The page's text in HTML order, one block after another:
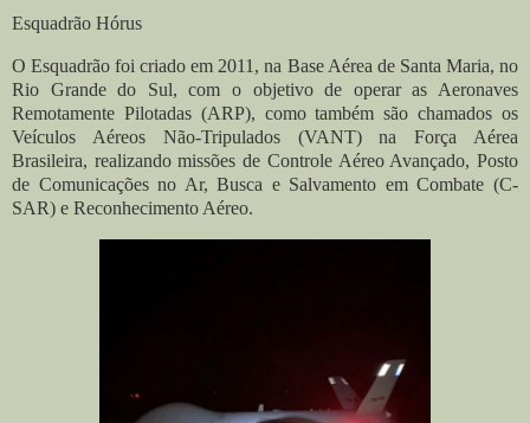
Esquadrão Hórus
O Esquadrão foi criado em 2011, na Base Aérea de Santa Maria, no
Rio Grande do Sul, com o objetivo de operar as Aeronaves
Remotamente Pilotadas (ARP), como também são chamados os
Veículos Aéreos Não-Tripulados (VANT) na Força Aérea
Brasileira, realizando missões de Controle Aéreo Avançado, Posto
de Comunicações no Ar, Busca e Salvamento em Combate (C-
SAR) e Reconhecimento Aéreo.